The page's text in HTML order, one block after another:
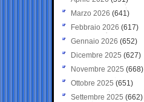
Marzo 2026 (641)
Febbraio 2026 (617)
Gennaio 2026 (652)
Dicembre 2025 (627)
Novembre 2025 (668)
Ottobre 2025 (651)
Settembre 2025 (662)